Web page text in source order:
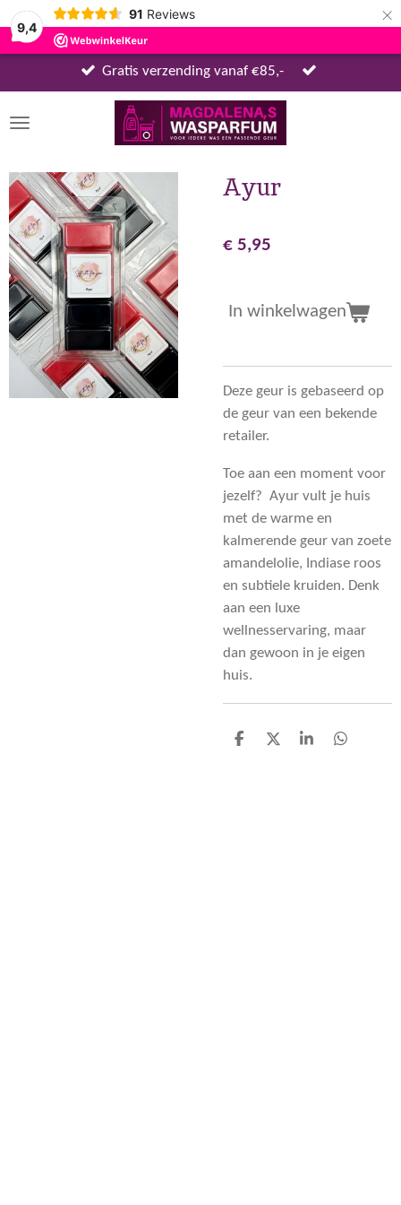
9,4
91 Reviews ×
Gratis verzending vanaf €85,-
Ayur
€ 5,95
In winkelwagen
Deze geur is gebaseerd op
de geur van een bekende
retailer.
Toe aan een moment voor
jezelf? Ayur vult je huis
met de warme en
kalmerende geur van zoete
amandelolie, Indiase roos
en subtiele kruiden. Denk
aan een luxe
wellnesservaring, maar
dan gewoon in je eigen
huis.
D
D
S
D